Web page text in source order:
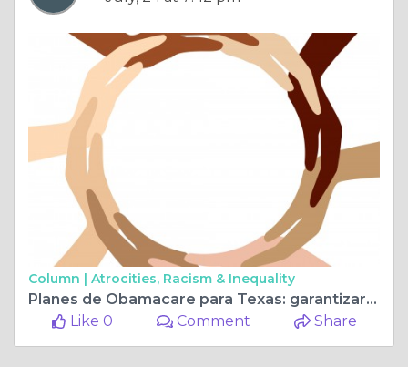
Column | Atrocities, Racism & Inequality
Planes de Obamacare para Texas: garantizar atención médica accesible para los texanos
Like 0
Comment Share